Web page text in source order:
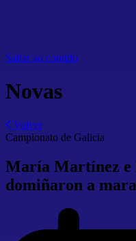
Saltar ao contido
Novas
Volver
Campionato de Galicia
María Martínez e
domiñaron a